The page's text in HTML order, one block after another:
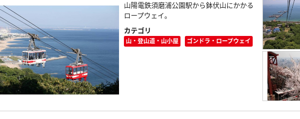
山陽電鉄須磨浦公園駅から鉢伏山にかかる
ロープウェイ。
カテゴリ
山・登山道・山小屋 ゴンドラ・ロープウェイ